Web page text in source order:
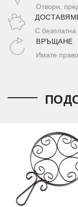
Отвори,
С безплатна
ВРЪЩАНЕ
Имате